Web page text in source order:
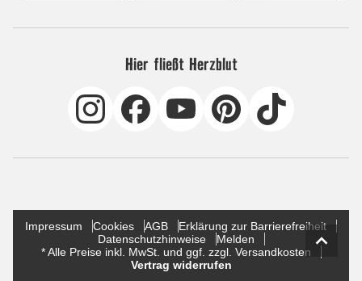
Hier fließt Herzblut
Impressum Cookies AGB
Erklärung zur Barrierefreiheit
Datenschutzhinweise
Melden
* Alle Preise inkl. MwSt. und ggf. zzgl. Versandkosten
Vertrag widerrufen